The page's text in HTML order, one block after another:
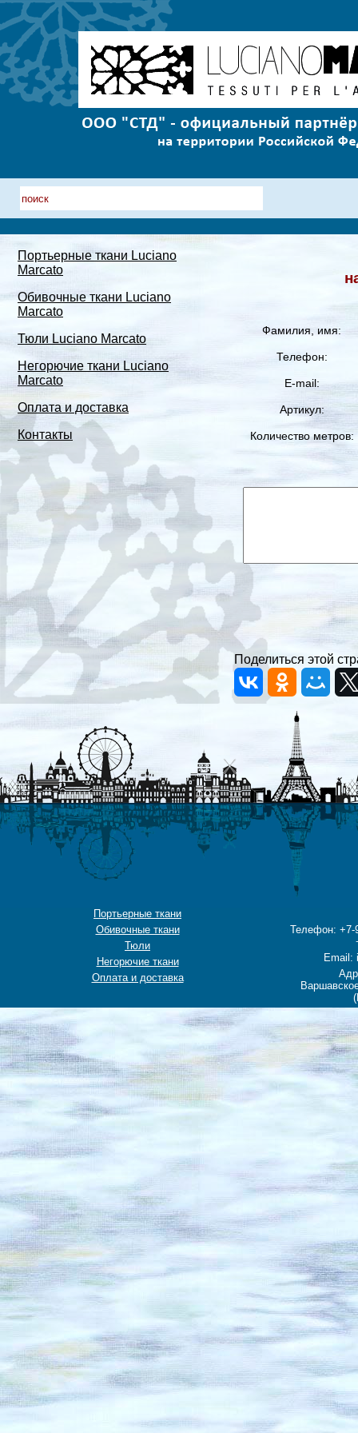
Портьерные ткани Luciano
Marcato
Обивочные ткани Luciano
Marcato
Тюли Luciano Marcato
Негорючие ткани Luciano
Marcato
Оплата и доставка
Контакты
Фамилия, имя:
Телефон:
E-mail:
Артикул:
Количество метров:
Поделиться этой
Портьерные ткани
Обивочные ткани
Тюли
Негорючие ткани
Оплата и доставка
Телефон: +7-
Email: